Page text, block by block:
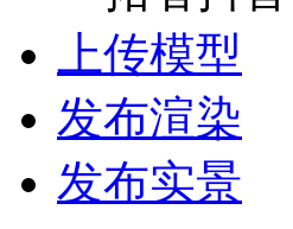
上传模型
发布渲染
发布实景